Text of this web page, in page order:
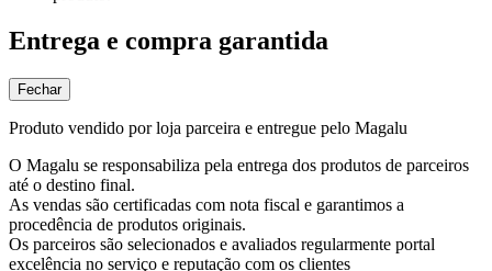
Entrega e compra garantida
Fechar
Produto vendido por loja parceira e entregue pelo Magalu
O Magalu se responsabiliza pela entrega dos produtos de parceiros
até o destino final.
As vendas são certificadas com nota fiscal e garantimos a
procedência de produtos originais.
Os parceiros são selecionados e avaliados regularmente portal
excelência no serviço e reputação com os clientes